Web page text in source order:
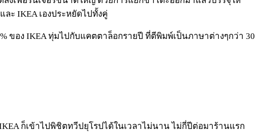
IKEA เองประหยัดไปทั้งคู่
ของ IKEA ทุ่มไปกับแคตตาล็อกรายปี ที่ตีพิมพ์เป็นภาษาต่างๆกว่า 30
ก็เข้าไปพิชิตทวีปยุโรปได้ในเวลาไม่นาน ไม่กี่ปีต่อมาร้านแรก